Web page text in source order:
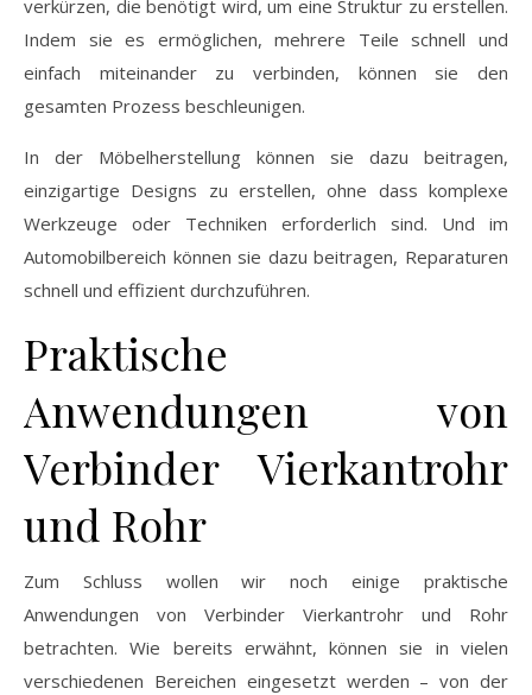
verkürzen, die benötigt wird, um eine Struktur zu erstellen.
Indem sie es ermöglichen, mehrere Teile schnell und
einfach miteinander zu verbinden, können sie den
gesamten Prozess beschleunigen.
In der Möbelherstellung können sie dazu beitragen,
einzigartige Designs zu erstellen, ohne dass komplexe
Werkzeuge oder Techniken erforderlich sind. Und im
Automobilbereich können sie dazu beitragen, Reparaturen
schnell und effizient durchzuführen.
Praktische
Anwendungen von
Verbinder Vierkantrohr
und Rohr
Zum Schluss wollen wir noch einige praktische
Anwendungen von Verbinder Vierkantrohr und Rohr
betrachten. Wie bereits erwähnt, können sie in vielen
verschiedenen Bereichen eingesetzt werden – von der